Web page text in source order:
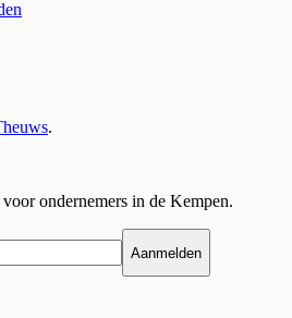
.
ondernemers in de Kempen.
Aanmelden